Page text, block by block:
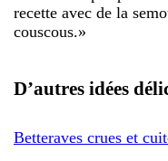
recette avec de la
couscous.»
D’autres idées
Betteraves crues et